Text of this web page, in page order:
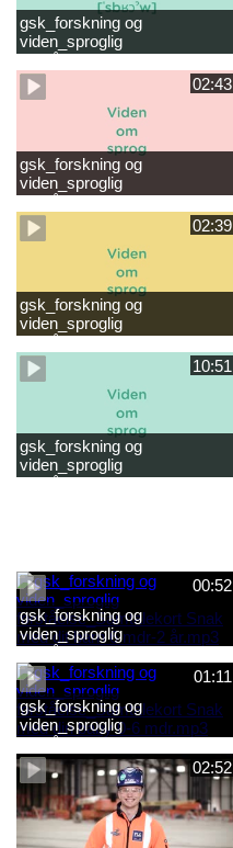
gsk_forskning og
viden_sproglig
læsevanskeligheder.mp402:43
gsk_forskning og
viden_sproglig
forståelse_Støt dit barns
fortsatte læsning 8-10 år.mp4
02:39
gsk_forskning og
viden_sproglig
forståelse_Snak med dit barn
2-6 år.mp4
10:51
gsk_forskning og
viden_sproglig
forståelse_Barnets sproglige
00:52
gsk_forskning og
viden_sproglig
forståelse_Samtalekort Snak
med dit barn 6 mdr-2 år.mp3
01:11
gsk_forskning og
viden_sproglig
forståelse_Samtalekort Snak
med din baby 0-6 mdr.mp302:52